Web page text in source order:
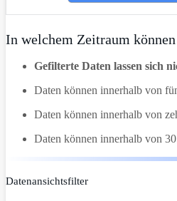
In welchem Zeitraum
Gefilterte Daten lassen sich
Daten können innerhalb von
Daten können innerhalb von
Daten können innerhalb von
Datenansichtsfilter